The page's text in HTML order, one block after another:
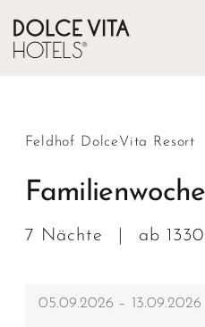
Feldhof DolceVita Resort
7 Nächte ab
05.09.2026 – 13.09.2026